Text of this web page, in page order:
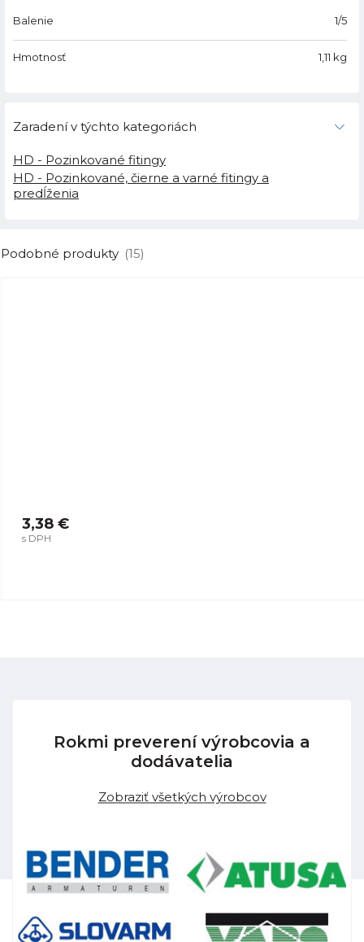
Balenie 1/5
Hmotnosť 1,11 kg
Zaradení v týchto kategoriách
HD - Pozinkované fitingy
HD - Pozinkované, čierne a varné fitingy a
predĺženia
Podobné produkty (15)
3,38 €
s DPH
Rokmi preverení výrobcovia a
dodávatelia
Zobraziť všetkých výrobcov